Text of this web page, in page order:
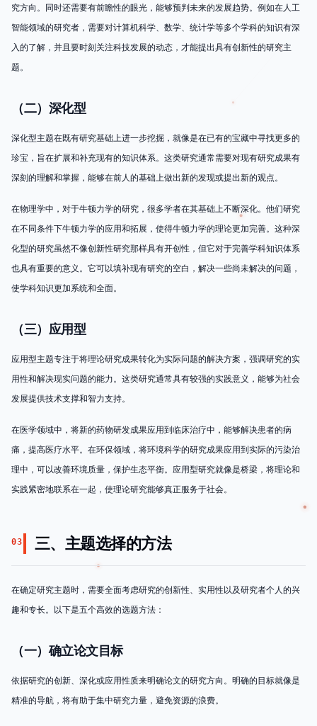
究方向。同时还需要有前瞻性的眼光，能够预判未来的发展趋势。例如在人工
智能领域的研究者，需要对计算机科学、数学、统计学等多个学科的知识有深
入的了解，并且要时刻关注科技发展的动态，才能提出具有创新性的研究主
题。
（二）深化型
深化型主题在既有研究基础上进一步挖掘，就像是在已有的宝藏中寻找更多的
珍宝，旨在扩展和补充现有的知识体系。这类研究通常需要对现有研究成果有
深刻的理解和掌握，能够在前人的基础上做出新的发现或提出新的观点。
在物理学中，对于牛顿力学的研究，很多学者在其基础上不断深化。他们研究
在不同条件下牛顿力学的应用和拓展，使得牛顿力学的理论更加完善。这种深
化型的研究虽然不像创新性研究那样具有开创性，但它对于完善学科知识体系
也具有重要的意义。它可以填补现有研究的空白，解决一些尚未解决的问题，
使学科知识更加系统和全面。
（三）应用型
应用型主题专注于将理论研究成果转化为实际问题的解决方案，强调研究的实
用性和解决现实问题的能力。这类研究通常具有较强的实践意义，能够为社会
发展提供技术支撑和智力支持。
在医学领域中，将新的药物研发成果应用到临床治疗中，能够解决患者的病
痛，提高医疗水平。在环保领域，将环境科学的研究成果应用到实际的污染治
理中，可以改善环境质量，保护生态平衡。应用型研究就像是桥梁，将理论和
实践紧密地联系在一起，使理论研究能够真正服务于社会。
03 三、主题选择的方法
在确定研究主题时，需要全面考虑研究的创新性、实用性以及研究者个人的兴
趣和专长。以下是五个高效的选题方法：
（一）确立论文目标
依据研究的创新、深化或应用性质来明确论文的研究方向。明确的目标就像是
精准的导航，将有助于集中研究力量，避免资源的浪费。